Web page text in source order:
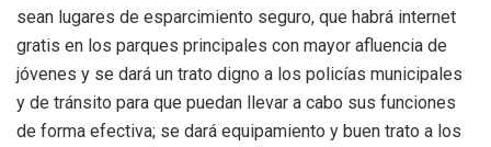
sean lugares de esparcimiento seguro, que habrá internet
gratis en los parques principales con mayor afluencia de
jóvenes y se dará un trato digno a los policías municipales
y de tránsito para que puedan llevar a cabo sus funciones
de forma efectiva; se dará equipamiento y buen trato a los